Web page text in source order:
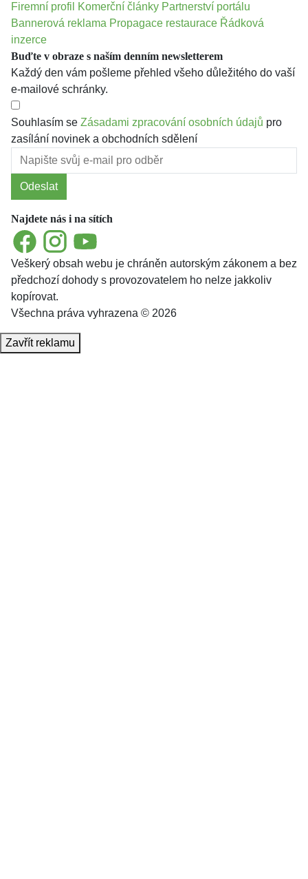
Firemní profil
Komerční články Partnerství portálu
Bannerová reklama Propagace restaurace Řádková
inzerce
Buďte v obraze s naším denním newsletterem
Každý den vám pošleme přehled všeho důležitého do vaší
e-mailové schránky.
Souhlasím se Zásadami zpracování osobních údajů pro
zasílání novinek a obchodních sdělení
Odeslat
Najdete nás i na sítích
FacebookInstagramYouTube
Veškerý obsah webu je chráněn autorským zákonem a bez
předchozí dohody s provozovatelem ho nelze jakkoliv
kopírovat.
Všechna práva vyhrazena © 2026
Zavřít reklamu